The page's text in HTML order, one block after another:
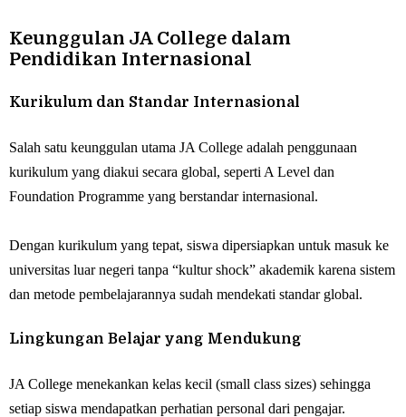
Keunggulan JA College dalam
Pendidikan Internasional
Kurikulum dan Standar Internasional
Salah satu keunggulan utama JA College adalah penggunaan
kurikulum yang diakui secara global, seperti A Level dan
Foundation Programme yang berstandar internasional.
Dengan kurikulum yang tepat, siswa dipersiapkan untuk masuk ke
universitas luar negeri tanpa “kultur shock” akademik karena sistem
dan metode pembelajarannya sudah mendekati standar global.
Lingkungan Belajar yang Mendukung
JA College menekankan kelas kecil (small class sizes) sehingga
setiap siswa mendapatkan perhatian personal dari pengajar.